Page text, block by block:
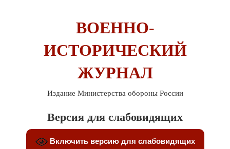
ВОЕННО-
ИСТОРИЧЕСКИЙ
ЖУРНАЛ
Издание Министерства обороны России
Версия для слабовидящих
Включить версию для слабовидящих